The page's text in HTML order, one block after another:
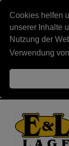
Cookies helfen
unserer Inhalte
Nutzung der
Verwendung